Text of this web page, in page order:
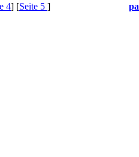
4] [Seite 5 ]